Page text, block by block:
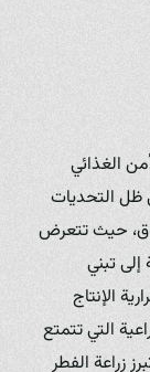
الغذائي
ظل التحديات
حيث تتعرض
إلى تبني
الإنتاج
التي تتمتع
زراعة الفطر